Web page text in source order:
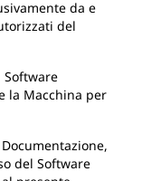
da e
del
la Macchina per
del Software